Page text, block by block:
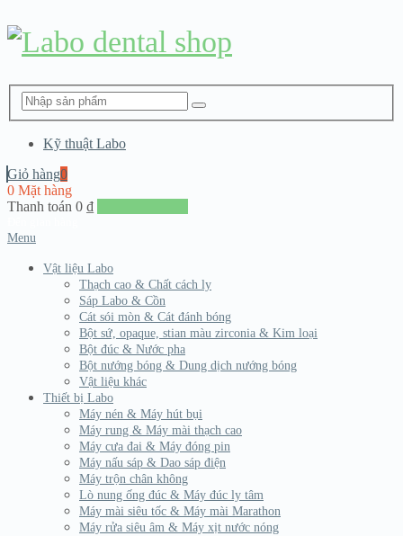
Kỹ thuật Labo
Giỏ hàng0
0 Mặt hàng
Thanh toán 0 ₫
Menu
Vật liệu Labo
Thạch cao & Chất cách ly
Sáp Labo & Cồn
Cát sói mòn & Cát đánh bóng
Bột sứ, opaque, stian màu zirconia & Kim loại
Bột đúc & Nước pha
Bột nướng bóng & Dung dịch nướng bóng
Vật liệu khác
Thiết bị Labo
Máy nén & Máy hút bụi
Máy rung & Máy mài thạch cao
Máy cưa đai & Máy đóng pin
Máy nấu sáp & Dao sáp điện
Máy trộn chân không
Lò nung ống đúc & Máy đúc ly tâm
Máy mài siêu tốc & Máy mài Marathon
Máy rửa siêu âm & Máy xịt nước nóng